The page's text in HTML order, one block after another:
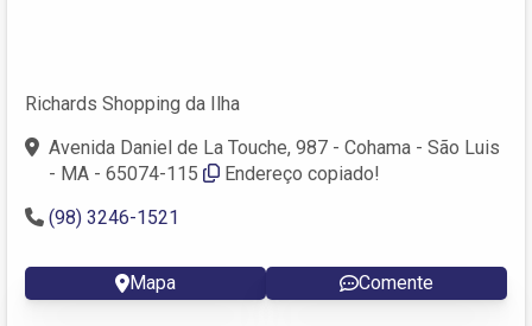
Richards Shopping da Ilha
Avenida Daniel de La Touche, 987 - Cohama - São Luis
- MA - 65074-115
Endereço copiado!
(98) 3246-1521
Mapa Comente